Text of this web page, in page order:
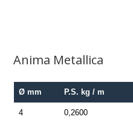
Anima Metallica
Ø mm P.S. kg / m
4 0,2600